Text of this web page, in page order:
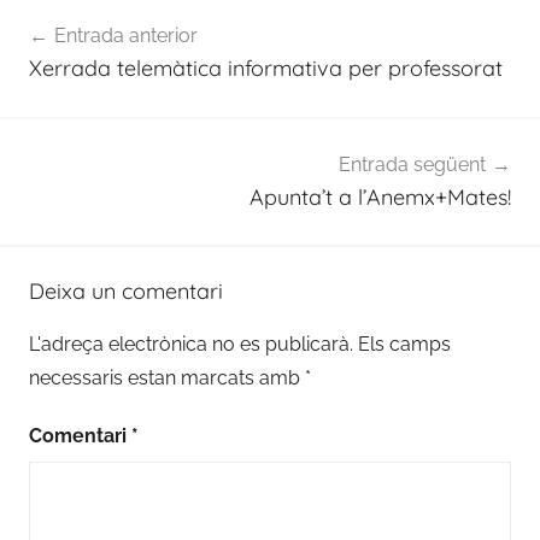
d'entrades
Entrada anterior
Xerrada telemàtica informativa per professorat
Entrada següent
Apunta’t a l’Anemx+Mates!
Deixa un comentari
L'adreça electrònica no es publicarà. Els camps
necessaris estan marcats amb *
Comentari *